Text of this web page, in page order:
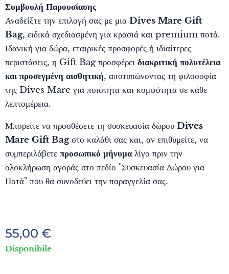
Συμβουλή Παρουσίασης
Αναδείξτε την επιλογή σας με μια Dives Mare Gift
Bag, ειδικά σχεδιασμένη για κρασιά και premium ποτά.
Ιδανική για δώρα, εταιρικές προσφορές ή ιδιαίτερες
περιστάσεις, η Gift Bag προσφέρει διακριτική πολυτέλεια
και προσεγμένη αισθητική, αποτυπώνοντας τη φιλοσοφία
της Dives Mare για ποιότητα και κομψότητα σε κάθε
λεπτομέρεια.
Μπορείτε να προσθέσετε τη συσκευασία δώρου Dives
Mare Gift Bagστο καλάθι σας και, αν επιθυμείτε, να
συμπεριλάβετε προσωπικό μήνυμαλίγο πριν την
ολοκλήρωση αγοράς στο πεδίο "Συσκευασία Δώρου για
Ποτά" που θα συνοδεύει την παραγγελία σας.
55,00 €
Disponibile